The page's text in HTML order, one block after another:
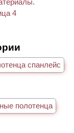
спанлейс
полотенца